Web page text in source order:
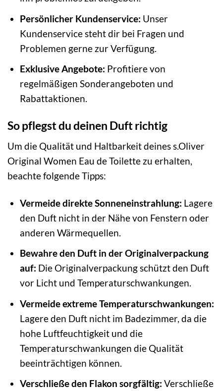
Persönlicher Kundenservice: Unser
Kundenservice steht dir bei Fragen und
Problemen gerne zur Verfügung.
Exklusive Angebote: Profitiere von
regelmäßigen Sonderangeboten und
Rabattaktionen.
So pflegst du deinen Duft richtig
Um die Qualität und Haltbarkeit deines s.Oliver
Original Women Eau de Toilette zu erhalten,
beachte folgende Tipps:
Vermeide direkte Sonneneinstrahlung: Lagere
den Duft nicht in der Nähe von Fenstern oder
anderen Wärmequellen.
Bewahre den Duft in der Originalverpackung
auf: Die Originalverpackung schützt den Duft
vor Licht und Temperaturschwankungen.
Vermeide extreme Temperaturschwankungen:
Lagere den Duft nicht im Badezimmer, da die
hohe Luftfeuchtigkeit und die
Temperaturschwankungen die Qualität
beeinträchtigen können.
Verschließe den Flakon sorgfältig: Verschließe